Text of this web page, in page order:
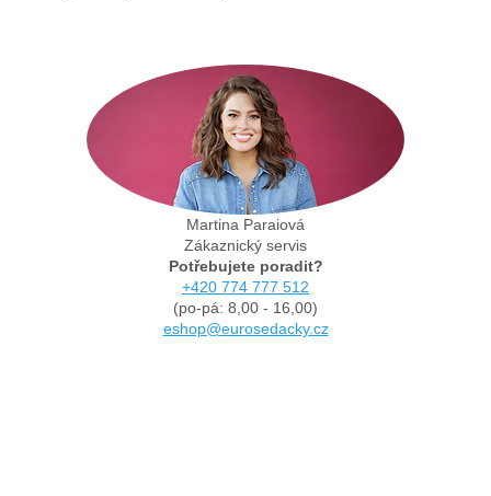
Martina Paraiová
Zákaznický servis
Potřebujete poradit?
+420 774 777 512
(po-pá: 8,00 - 16,00)
eshop@eurosedacky.cz